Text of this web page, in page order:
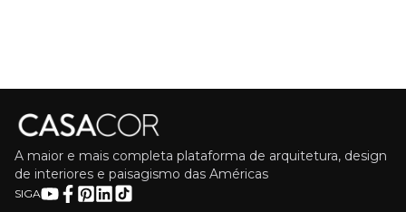
A maior e mais completa plataforma de arquitetura, design
de interiores e paisagismo das Américas
SIGA